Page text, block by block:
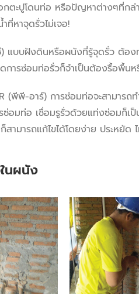
ตะปูโดนท่อ หรือปัญหาต่างๆที่กล่า
ที่หาจุดรั่วไม่เจอ!
แบบฝังดินหรือผนังที่รู้จุดรั่ว ต้อ
การซ่อมท่อรั่วก็จำเป็นต้องรื้อพื้น
(พีพี-อาร์) การซ่อมท่อจะสามาร
อมท่อ เชื่อมรูรั่วด้วยแท่งซ่อมก็เ
สามารถแก้ไขได้โดยง่าย ประหยัด
นผนัง